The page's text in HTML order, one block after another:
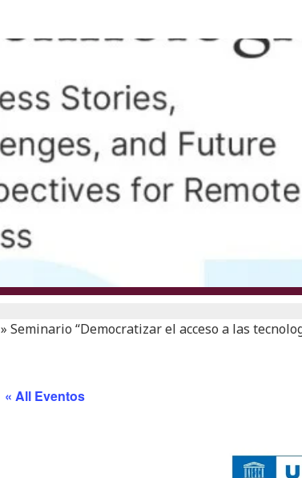
» Seminario “Democratizar el acceso a las
« All Eventos